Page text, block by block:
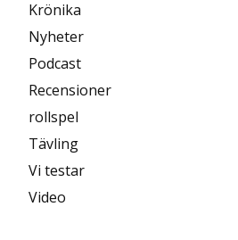
Krönika
Nyheter
Podcast
Recensioner
rollspel
Tävling
Vi testar
Video